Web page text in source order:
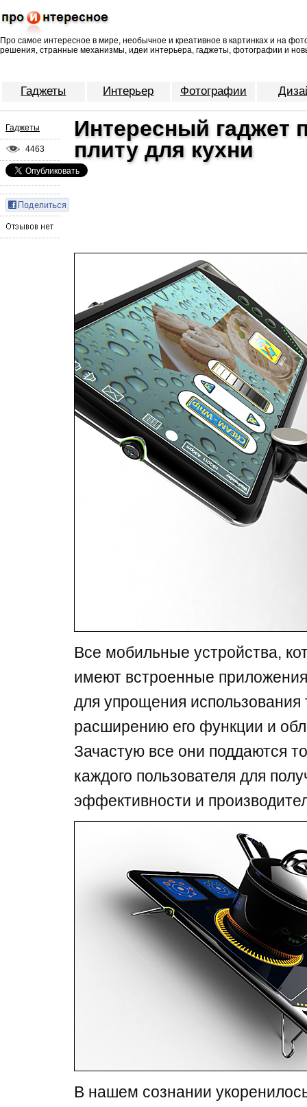
Про самое интересное в мире, необычное и креативное в картинках и на
решения, странные механизмы, идеи интерьера, гаджеты, фотографии и
Гаджеты Интерьер Фотографии
Гаджеты
4463
Интересный гаджет
плиту для кухни
Все мобильные устройства,
имеют встроенные
для упрощения использования
расширению его функции и
Зачастую все они поддаются
каждого пользователя для
эффективности и
В нашем сознании